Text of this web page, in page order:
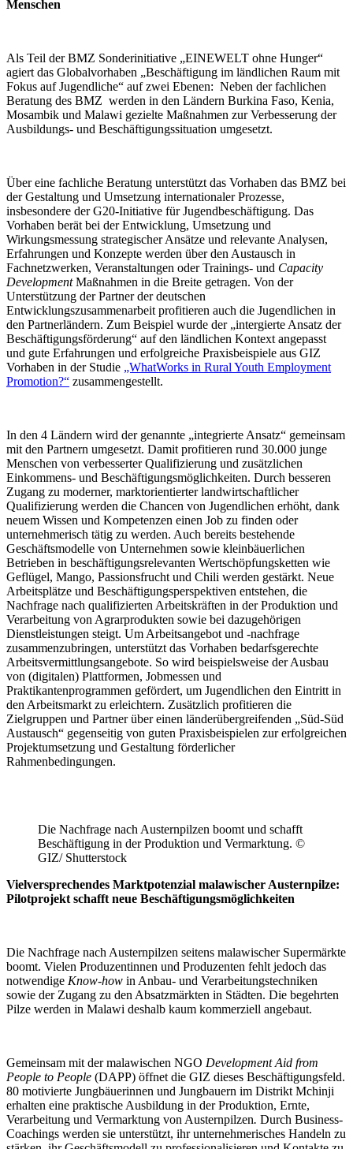
Menschen
Als Teil der BMZ Sonderinitiative „EINEWELT ohne Hunger“
agiert das Globalvorhaben „Beschäftigung im ländlichen Raum mit
Fokus auf Jugendliche“ auf zwei Ebenen: Neben der fachlichen
Beratung des BMZ werden in den Ländern Burkina Faso, Kenia,
Mosambik und Malawi gezielte Maßnahmen zur Verbesserung der
Ausbildungs- und Beschäftigungssituation umgesetzt.
Über eine fachliche Beratung unterstützt das Vorhaben das BMZ bei
der Gestaltung und Umsetzung internationaler Prozesse,
insbesondere der G20-Initiative für Jugendbeschäftigung. Das
Vorhaben berät bei der Entwicklung, Umsetzung und
Wirkungsmessung strategischer Ansätze und relevante Analysen,
Erfahrungen und Konzepte werden über den Austausch in
Fachnetzwerken, Veranstaltungen oder Trainings- und Capacity
DevelopmentMaßnahmen in die Breite getragen. Von der
Unterstützung der Partner der deutschen
Entwicklungszusammenarbeit profitieren auch die Jugendlichen in
den Partnerländern. Zum Beispiel wurde der „intergierte Ansatz der
Beschäftigungsförderung“ auf den ländlichen Kontext angepasst
und gute Erfahrungen und erfolgreiche Praxisbeispiele aus GIZ
Vorhaben in der Studie „WhatWorks in Rural Youth Employment
Promotion?“ zusammengestellt.
In den 4 Ländern wird der genannte „integrierte Ansatz“ gemeinsam
mit den Partnern umgesetzt. Damit profitieren rund 30.000 junge
Menschen von verbesserter Qualifizierung und zusätzlichen
Einkommens- und Beschäftigungsmöglichkeiten. Durch besseren
Zugang zu moderner, marktorientierter landwirtschaftlicher
Qualifizierung werden die Chancen von Jugendlichen erhöht, dank
neuem Wissen und Kompetenzen einen Job zu finden oder
unternehmerisch tätig zu werden. Auch bereits bestehende
Geschäftsmodelle von Unternehmen sowie kleinbäuerlichen
Betrieben in beschäftigungsrelevanten Wertschöpfungsketten wie
Geflügel, Mango, Passionsfrucht und Chili werden gestärkt. Neue
Arbeitsplätze und Beschäftigungsperspektiven entstehen, die
Nachfrage nach qualifizierten Arbeitskräften in der Produktion und
Verarbeitung von Agrarprodukten sowie bei dazugehörigen
Dienstleistungen steigt. Um Arbeitsangebot und -nachfrage
zusammenzubringen, unterstützt das Vorhaben bedarfsgerechte
Arbeitsvermittlungsangebote. So wird beispielsweise der Ausbau
von (digitalen) Plattformen, Jobmessen und
Praktikantenprogrammen gefördert, um Jugendlichen den Eintritt in
den Arbeitsmarkt zu erleichtern. Zusätzlich profitieren die
Zielgruppen und Partner über einen länderübergreifenden „Süd-Süd
Austausch“ gegenseitig von guten Praxisbeispielen zur erfolgreichen
Projektumsetzung und Gestaltung förderlicher
Rahmenbedingungen.
Die Nachfrage nach Austernpilzen boomt und schafft
Beschäftigung in der Produktion und Vermarktung. ©
GIZ/ Shutterstock
Vielversprechendes Marktpotenzial malawischer Austernpilze:
Pilotprojekt schafft neue Beschäftigungsmöglichkeiten
Die Nachfrage nach Austernpilzen seitens malawischer Supermärkte
boomt. Vielen Produzentinnen und Produzenten fehlt jedoch das
notwendige Know-how in Anbau- und Verarbeitungstechniken
sowie der Zugang zu den Absatzmärkten in Städten. Die begehrten
Pilze werden in Malawi deshalb kaum kommerziell angebaut.
Gemeinsam mit der malawischen NGO Development Aid from
People to People (DAPP) öffnet die GIZ dieses Beschäftigungsfeld.
80 motivierte Jungbäuerinnen und Jungbauern im Distrikt Mchinji
erhalten eine praktische Ausbildung in der Produktion, Ernte,
Verarbeitung und Vermarktung von Austernpilzen. Durch Business-
Coachings werden sie unterstützt, ihr unternehmerisches Handeln zu